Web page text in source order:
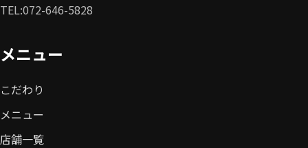
TEL:072-646-5828
メニュー
こだわり
メニュー
店舗一覧